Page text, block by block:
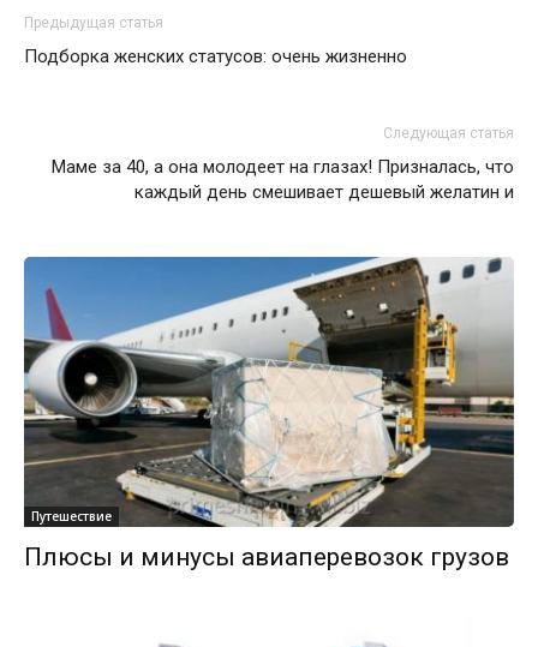
Предыдущая статья
Подборка женских статусов: очень жизненно
Следующая статья
Маме за 40, а она молодеет на глазах! Призналась, что
каждый день смешивает дешевый желатин и
Путешествие
Плюсы и минусы авиаперевозок грузов